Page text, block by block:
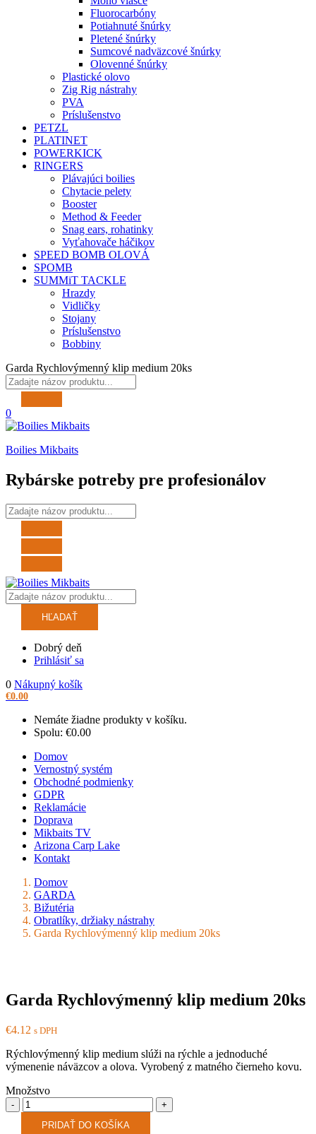
Fluorocarbóny
Potiahnuté šnúrky
Pletené šnúrky
Sumcové nadväzcové šnúrky
Olovenné šnúrky
Plastické olovo
Zig Rig nástrahy
PVA
Príslušenstvo
PETZL
PLATINET
POWERKICK
RINGERS
Plávajúci boilies
Chytacie pelety
Booster
Method & Feeder
Snag ears, rohatinky
Vyťahovače háčikov
SPEED BOMB OLOVÁ
SPOMB
SUMMiT TACKLE
Hrazdy
Vidličky
Stojany
Príslušenstvo
Bobbiny
Garda Rychlovýmenný klip medium 20ks
0
Boilies Mikbaits
Rybárske potreby pre profesionálov
HĽADAŤ
Dobrý deň
Prihlásiť sa
0 Nákupný košík
€0.00
Nemáte žiadne produkty v košíku.
Spolu: €0.00
Domov
Vernostný systém
Obchodné podmienky
GDPR
Reklamácie
Doprava
Mikbaits TV
Arizona Carp Lake
Kontakt
Domov
GARDA
Bižutéria
Obratlíky, držiaky nástrahy
Garda Rychlovýmenný klip medium 20ks
Garda Rychlovýmenný klip medium 20ks
€4.12 s DPH
Rýchlovýmenný klip medium slúži na rýchle a jednoduché
výmenenie náväzcov a olova. Vyrobený z matného čierneho kovu.
Množstvo
Množstvo
PRIDAŤ DO KOŠÍKA